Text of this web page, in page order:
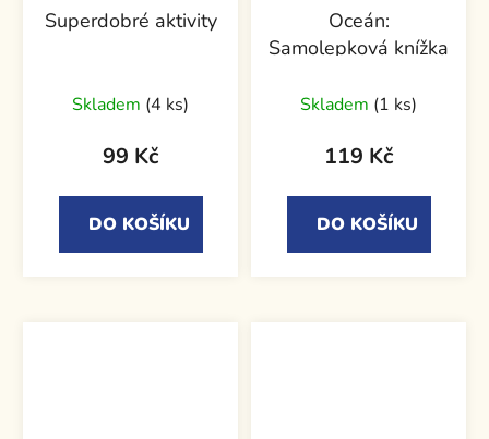
Superdobré aktivity
Skladem (4 ks)
99 Kč
DO KOŠÍKU
Oceán:
Samolepková knížka
Skladem (1 ks)
119 Kč
DO KOŠÍKU